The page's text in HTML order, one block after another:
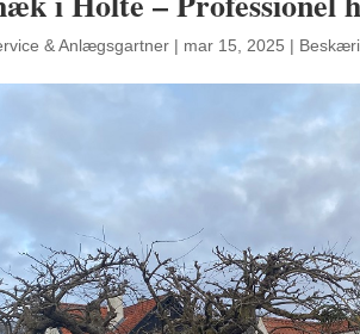
& Anlægsgartner | mar 15, 2025 |